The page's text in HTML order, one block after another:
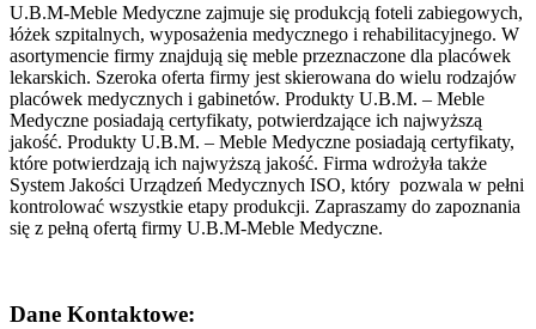
U.B.M-Meble Medyczne zajmuje się produkcją foteli zabiegowych,
łóżek szpitalnych, wyposażenia medycznego i rehabilitacyjnego. W
asortymencie firmy znajdują się meble przeznaczone dla placówek
lekarskich. Szeroka oferta firmy jest skierowana do wielu rodzajów
placówek medycznych i gabinetów. Produkty U.B.M. – Meble
Medyczne posiadają certyfikaty, potwierdzające ich najwyższą
jakość. Produkty U.B.M. – Meble Medyczne posiadają certyfikaty,
które potwierdzają ich najwyższą jakość. Firma wdrożyła także
System Jakości Urządzeń Medycznych ISO, który pozwala w pełni
kontrolować wszystkie etapy produkcji. Zapraszamy do zapoznania
się z pełną ofertą firmy U.B.M-Meble Medyczne.
Dane Kontaktowe: